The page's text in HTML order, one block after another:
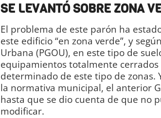
SE LEVANTÓ SOBRE ZONA
El problema de este parón ha
este edificio “en zona verde”, y
Urbana (PGOU), en este tipo de
equipamientos totalmente
determinado de este tipo de zonas.
la normativa municipal, el anterior
hasta que se dio cuenta de que no
modificar.